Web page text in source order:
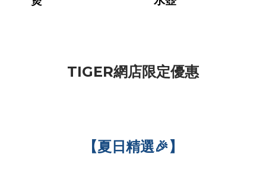
TIGER網店限定優惠
【夏日精選🎉】